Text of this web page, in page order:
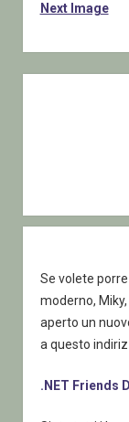
Next Image
Se volete
moderno,
aperto un
a questo
.NET Friends